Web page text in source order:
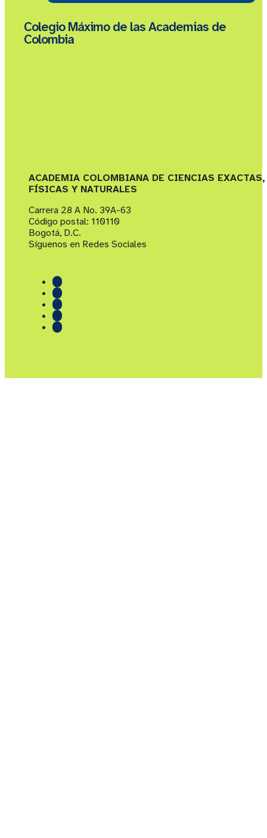
Colegio Máximo de las Academias de
Colombia
ACADEMIA COLOMBIANA DE CIENCIAS EXACTAS,
FÍSICAS Y NATURALES
Carrera 28 A No. 39A-63
Código postal: 110110
Bogotá, D.C.
Síguenos en Redes Sociales